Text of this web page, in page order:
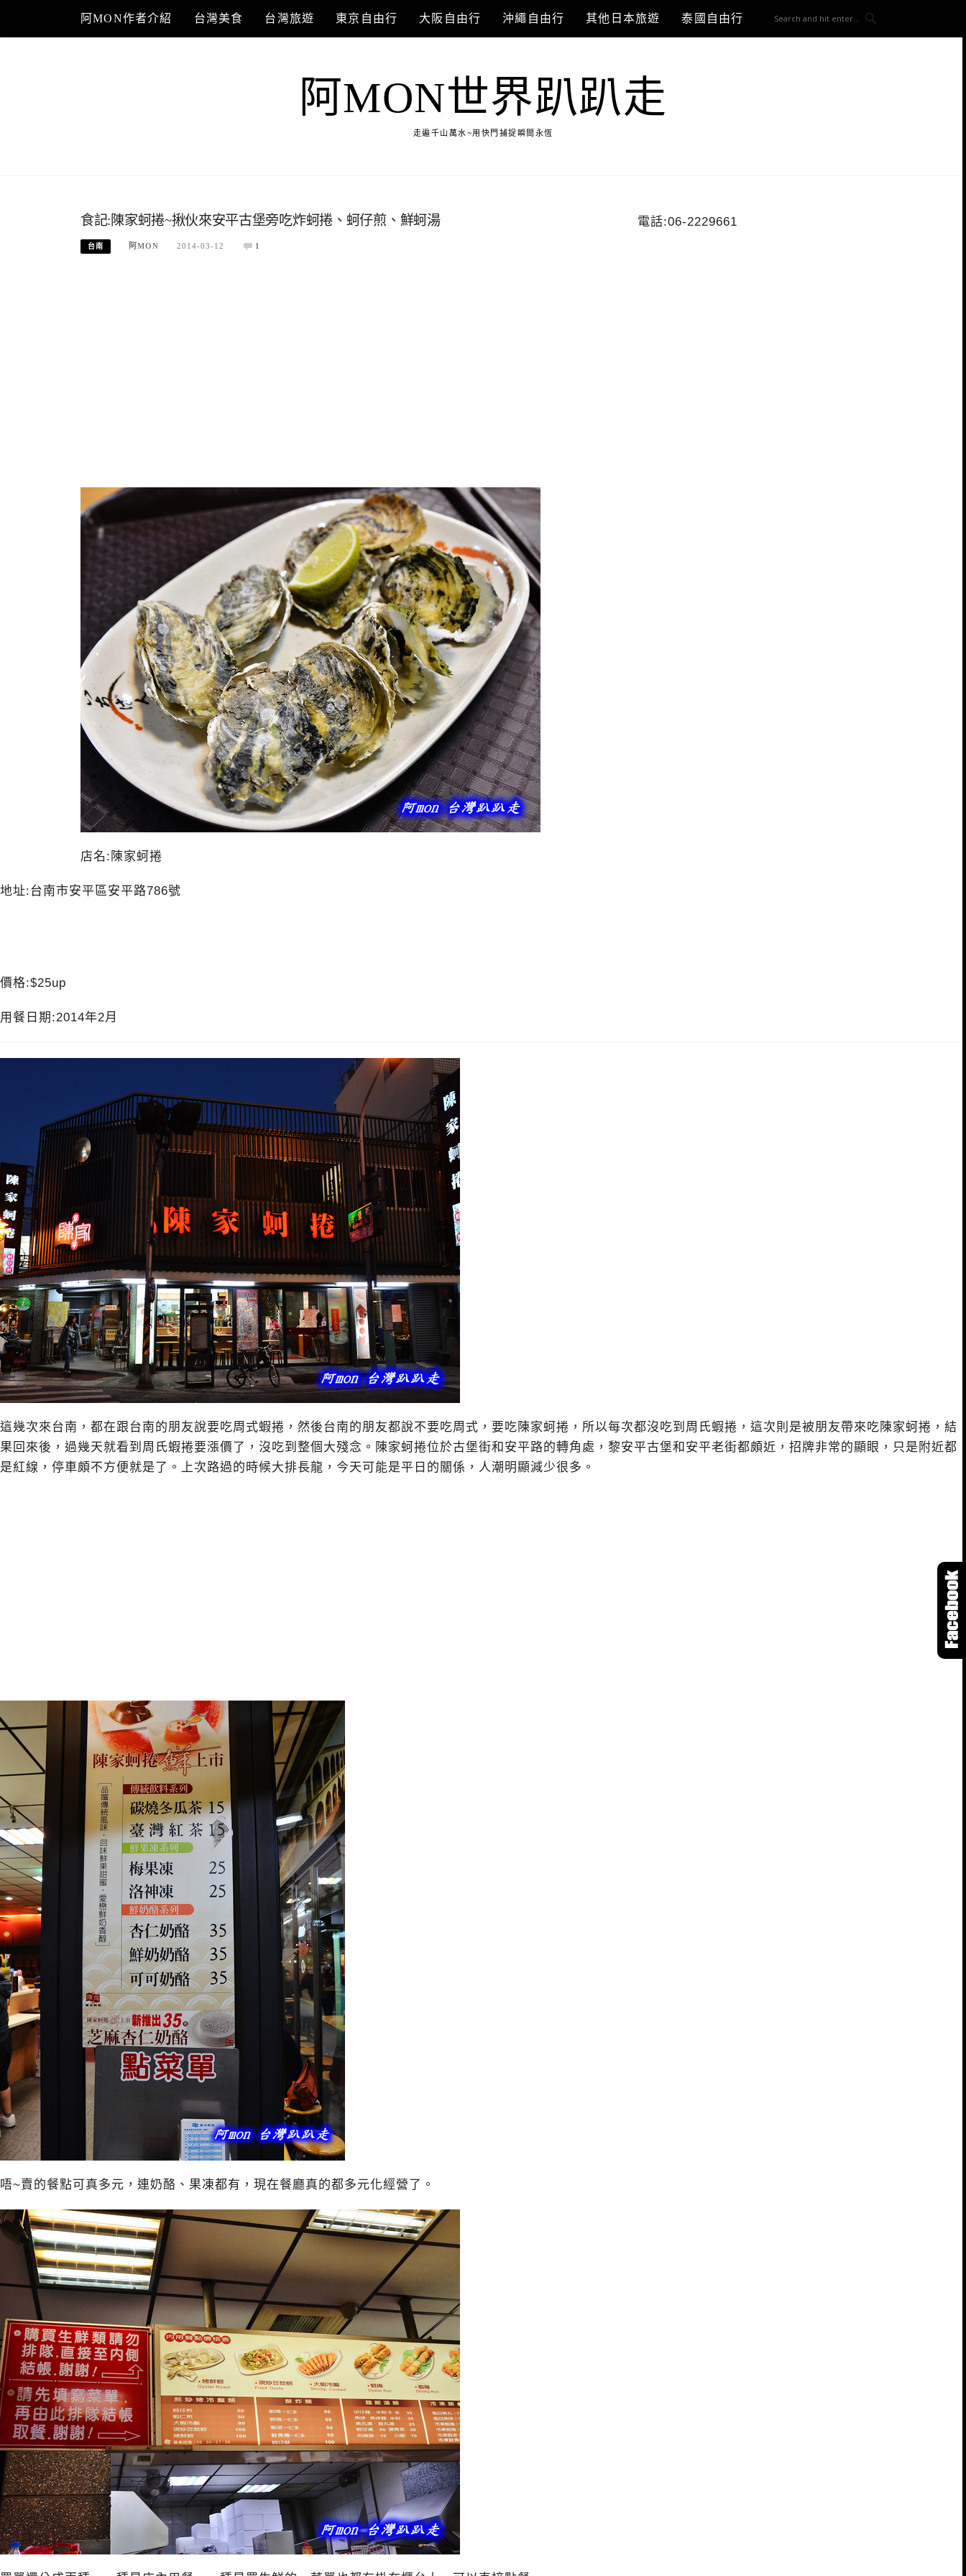
content
阿MON作者介紹 台灣美食 台灣旅遊 東京自由行 大阪自由行 沖繩自由行 其他日本旅遊 泰國自由行
阿MON世界趴趴走
走遍千山萬水~用快門捕捉瞬間永恆
食記:陳家蚵捲~揪伙來安平古堡旁吃炸蚵捲、蚵仔煎、鮮蚵湯
台南 阿MON 2014-03-12 1
店名:陳家蚵捲
電話:06-2229661
地址:台南市安平區安平路786號
價格:$25up
用餐日期:2014年2月
這幾次來台南，都在跟台南的朋友說要吃周式蝦捲，然後台南的朋友都說不要吃周式，要吃陳家蚵捲，所以每次都沒吃到周氏蝦捲，這次則是被朋友帶來吃陳家蚵捲，結
果回來後，過幾天就看到周氏蝦捲要漲價了，沒吃到整個大殘念。陳家蚵捲位於古堡街和安平路的轉角處，黎安平古堡和安平老街都頗近，招牌非常的顯眼，只是附近都
是紅線，停車頗不方便就是了。上次路過的時候大排長龍，今天可能是平日的關係，人潮明顯減少很多。
唔~賣的餐點可真多元，連奶酪、果凍都有，現在餐廳真的都多元化經營了。